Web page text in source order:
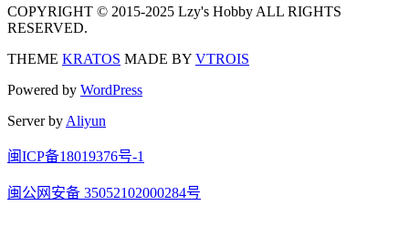
COPYRIGHT © 2015-2025 Lzy's Hobby ALL RIGHTS
RESERVED.
THEME KRATOS MADE BY VTROIS
Powered by WordPress
Server by Aliyun
闽ICP备18019376号-1
闽公网安备 35052102000284号